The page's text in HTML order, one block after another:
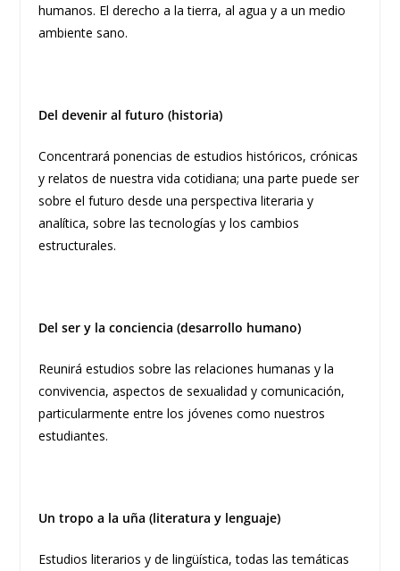
humanos. El derecho a latierra, al agua y a un medio
ambiente sano.
Del devenir al futuro (historia)
Concentrará ponencias de estudios históricos, crónicas
y relatos de nuestra vida cotidiana; una parte puede ser
sobre el futuro desde una perspectiva literaria y
analítica, sobre las tecnologías y los cambios
estructurales.
Del ser y la conciencia (desarrollo humano)
Reunirá estudios sobre las relaciones humanas y la
convivencia, aspectos de sexualidad y comunicación,
particularmente entre los jóvenes como nuestros
estudiantes.
Un tropo a la uña (literatura y lenguaje)
Estudios literarios y de lingüística, todas las temáticas